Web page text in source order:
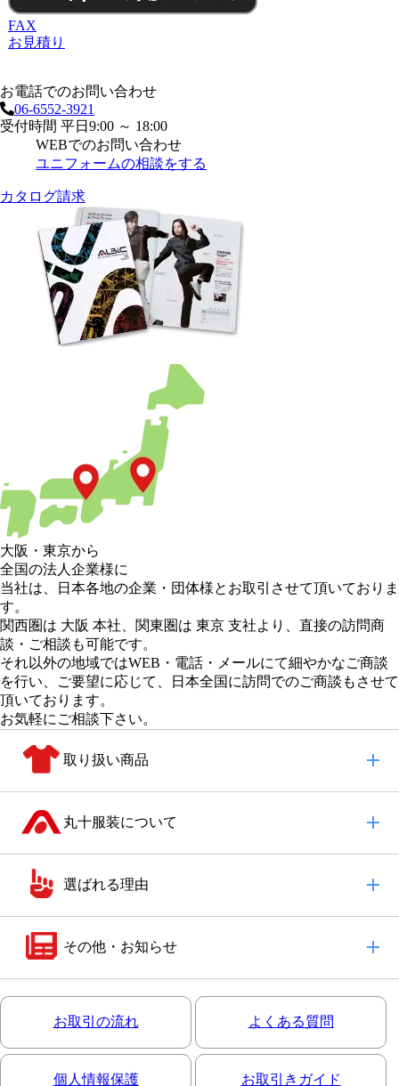
FAX
お見積り
お電話でのお問い合わせ
06-6552-3921
受付時間 平日9:00 ～ 18:00
WEBでのお問い合わせ
ユニフォームの相談をする
カタログ請求
大阪 ・ 東京から
全国の法人企業様に
当社は、日本各地の企業・団体様とお取引させて頂いておりま
す。
関西圏は 大阪 本社
関東圏は 東京 支社より、直接の訪問商
談・ご相談も可能です。
それ以外の地域ではWEB・電話・メールにて細やかなご商談
を行い、
ご要望に応じて、日本全国に訪問でのご商談もさせて
頂いております。
お気軽にご相談下さい。
取り扱い商品
丸十服装について
選ばれる理由
その他・お知らせ
お取引の流れ よくある質問
個人情報保護 お取引きガイド